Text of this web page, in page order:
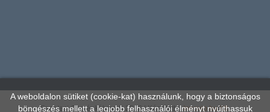
Szentesi Cserépkályha © 2026 | Készítette:Innovip.hu Kft.
A weboldalon sütiket (cookie-kat) használunk, hogy a biztonságos
böngészés mellett a legjobb felhasználói élményt nyújthassuk